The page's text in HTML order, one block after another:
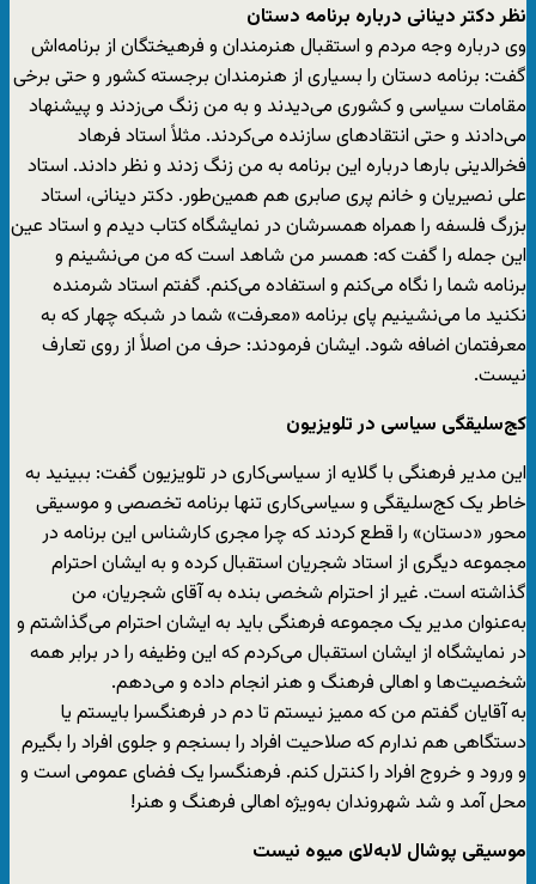
نظر دکتر دینانی درباره برنامه دستان
وی درباره وجه مردم و استقبال هنرمندان و فرهیختگان از برنامه‌اش
گفت: برنامه دستان را بسیاری از هنرمندان برجسته کشور و حتی برخی
مقامات سیاسی و کشوری می‌دیدند و به من زنگ می‌زدند و پیشنهاد
می‌دادند و حتی انتقادهای سازنده می‌کردند. مثلاً استاد فرهاد
فخرالدینی بارها درباره این برنامه به من زنگ زدند و نظر دادند. استاد
علی نصیریان و خانم پری صابری هم همین‌طور. دکتر دینانی، استاد
بزرگ فلسفه را همراه همسرشان در نمایشگاه کتاب دیدم و استاد عین
این جمله را گفت که: همسر من شاهد است که من می‌نشینم و
برنامه شما را نگاه می‌کنم و استفاده می‌کنم. گفتم استاد شرمنده
نکنید ما می‌نشینیم پای برنامه «معرفت» شما در شبکه چهار که به
معرفتمان اضافه شود. ایشان فرمودند: حرف من اصلاً از روی تعارف
نیست.
کج‌سلیقگی سیاسی در تلویزیون
این مدیر فرهنگی با گلایه از سیاسی‌کاری در تلویزیون گفت: ببینید به
خاطر یک کج‌سلیقگی و سیاسی‌کاری تنها برنامه تخصصی و موسیقی
محور «دستان» را قطع کردند که چرا مجری کارشناس این برنامه در
مجموعه دیگری از استاد شجریان استقبال کرده و به ایشان احترام
گذاشته است. غیر از احترام شخصی بنده به آقای شجریان، من
به‌عنوان مدیر یک مجموعه فرهنگی باید به ایشان احترام می‌گذاشتم و
در نمایشگاه از ایشان استقبال می‌کردم که این وظیفه را در برابر همه
شخصیت‌ها و اهالی فرهنگ و هنر انجام داده و می‌دهم.
به آقایان گفتم من که ممیز نیستم تا دم در فرهنگسرا بایستم یا
دستگاهی هم ندارم که صلاحیت افراد را بسنجم و جلوی افراد را بگیرم
و ورود و خروج افراد را کنترل کنم. فرهنگسرا یک فضای عمومی است و
محل آمد و شد شهروندان به‌ویژه اهالی فرهنگ و هنر!
موسیقی پوشال لابه‌لای میوه نیست